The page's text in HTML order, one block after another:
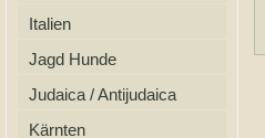
Italien
Jagd Hunde
Judaica / Antijudaica
Kärnten